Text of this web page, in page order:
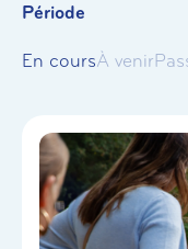
Période
En coursÀ venir